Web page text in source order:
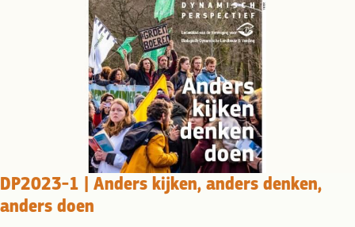
DP2023-1 | Anders kijken, anders denken,
anders doen